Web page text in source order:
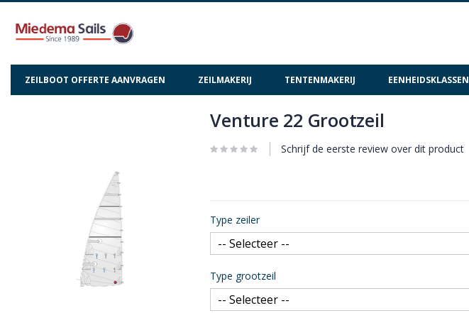
ZEILBOOT OFFERTE AANVRAGEN ZEILMAKERIJ TENTENMAKERIJ EENHEIDSKLASSEN
naar
het
gallerij
Venture 22 Grootzeil
Schrijf de eerste review over dit product
Type zeiler
Type grootzeil